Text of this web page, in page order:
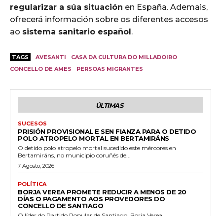
regularizar a súa situación en España. Ademais,
ofrecerá información sobre os diferentes accesos
ao sistema sanitario español.
TAGS AVESANTI
CASA DA CULTURA DO MILLADOIRO
CONCELLO DE AMES
PERSOAS MIGRANTES
ÚLTIMAS
SUCESOS
PRISIÓN PROVISIONAL E SEN FIANZA PARA O DETIDO
POLO ATROPELO MORTAL EN BERTAMIRÁNS
O detido polo atropelo mortal sucedido este mércores en
Bertamiráns, no municipio coruñés de...
7 Agosto, 2026
POLÍTICA
BORJA VEREA PROMETE REDUCIR A MENOS DE 20
DÍAS O PAGAMENTO AOS PROVEDORES DO
CONCELLO DE SANTIAGO